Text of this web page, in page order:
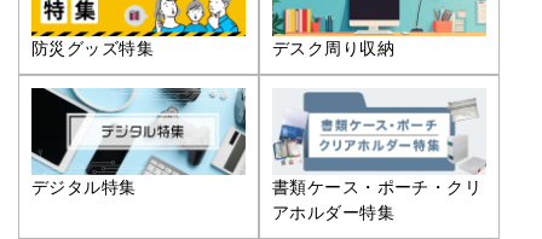
防災グッズ特集 デスク周り収納
デジタル特集
書類ケース・ポーチ・クリ
アホルダー特集